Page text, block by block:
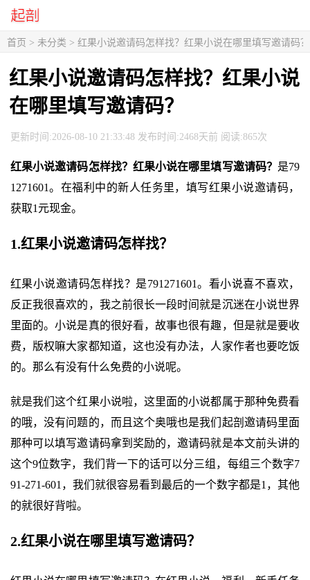
首页 > 未分类 > 红果小说邀请码怎样找？红果小说在哪里填写邀请码？
红果小说邀请码怎样找？红果小说
在哪里填写邀请码？
更新时间:2026-08-10 21:33:48 发布时间:2468天前 阅读:865次
红果小说邀请码怎样找？红果小说在哪里填写邀请码？ 是79
1271601。在福利中的新人任务里，填写红果小说邀请码，
获取1元现金。
1.红果小说邀请码怎样找？
红果小说邀请码怎样找？是791271601。看小说喜不喜欢，
反正我很喜欢的，我之前很长一段时间就是沉迷在小说世界
里面的。小说是真的很好看，故事也很有趣，但是就是要收
费，版权嘛大家都知道，这也没有办法，人家作者也要吃饭
的。那么有没有什么免费的小说呢。
就是我们这个红果小说啦，这里面的小说都属于那种免费看
的哦，没有问题的，而且这个奥哦也是我们起剖邀请码里面
那种可以填写邀请码拿到奖励的，邀请码就是本文前头讲的
这个9位数字，我们背一下的话可以分三组，每组三个数字7
91-271-601，我们就很容易看到最后的一个数字都是1，其他
的就很好背啦。
2.红果小说在哪里填写邀请码？